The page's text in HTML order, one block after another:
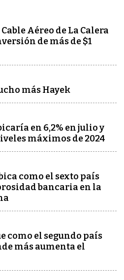
Aéreo de La Calera
de más de $1
más Hayek
en 6,2% en julio y
máximos de 2024
como el sexto país
bancaria en la
como el segundo país
más aumenta el